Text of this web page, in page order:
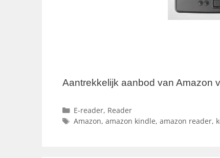
Aantrekkelijk aanbod van Amazon
Categorieën
E-reader, Reader
Tags
Amazon, amazon kindle, amazon reader,